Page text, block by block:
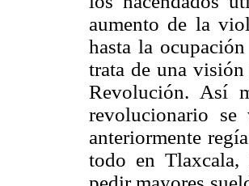
aumento de la
hasta la
trata de una
Revolución. Así
revolucionario se
anteriormente
todo en Tlaxcala,